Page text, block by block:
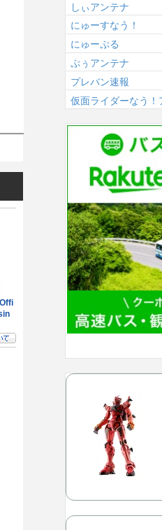
しぃアンテナ
にゅーすなう！
にゅーぷる
ぷぅアンテナ
プレバン速報
仮面ライダーなう！